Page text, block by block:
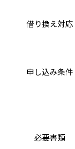
借り換え対応
申し込み条件
必要書類